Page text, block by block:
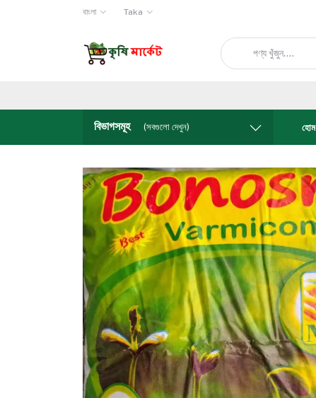
বাংলা Taka
বিভাগসমূহ (সবগুলো দেখুন) হোম